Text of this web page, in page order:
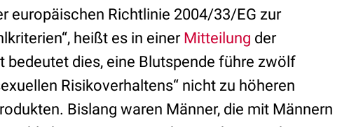
europäischen Richtlinie 2004/33/EG zur
heißt es in einer Mitteilung der
bedeutet dies, eine Blutspende führe zwölf
Risikoverhaltens“ nicht zu höheren
Bislang waren Männer, die mit Männern